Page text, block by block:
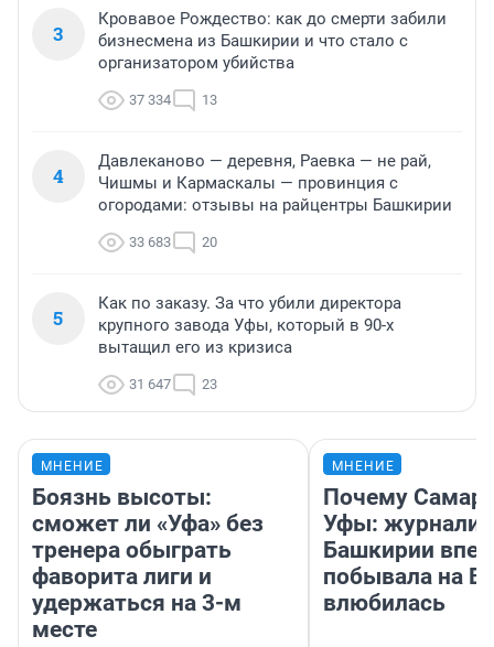
3
Кровавое Рождество: как до смерти забили
бизнесмена из Башкирии и что стало с
организатором убийства
37 334 13
4
Давлеканово — деревня, Раевка — не рай,
Чишмы и Кармаскалы — провинция с
огородами: отзывы на райцентры Башкирии
33 683 20
5
Как по заказу. За что убили директора
крупного завода Уфы, который в 90-х
вытащил его из кризиса
31 647 23
МНЕНИЕ
Боязнь высоты:
сможет ли «Уфа» без
тренера обыграть
фаворита лиги и
удержаться на 3-м
месте
МНЕНИЕ
Почему
Уфы:
Башкирии
побывала на
влюбилась